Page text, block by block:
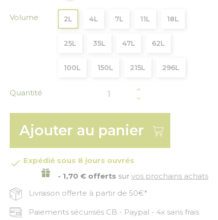
Volume 2L 4L 7L 11L 18L
25L 35L 47L 62L
100L 150L 215L 296L
Quantité
Ajouter au panier
 Expédié sous 8 jours ouvrés
- 1,70 € offerts sur vos prochains achats
Livraison offerte à partir de 50€*
Paiements sécurisés CB - Paypal - 4x sans frais